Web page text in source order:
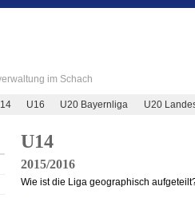
im Schach
U16 U20 Bayernliga U20
U14
2015/2016
Wie ist die Liga geographisch